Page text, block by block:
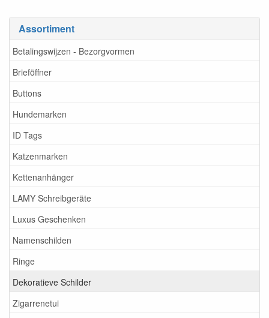
Assortiment
Betalingswijzen - Bezorgvormen
Brieföffner
Buttons
Hundemarken
ID Tags
Katzenmarken
Kettenanhänger
LAMY Schreibgeräte
Luxus Geschenken
Namenschilden
Ringe
Dekoratieve Schilder
Zigarrenetui